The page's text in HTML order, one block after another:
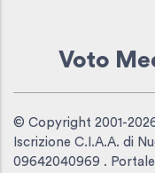
Voto
© Copyright 2001-
Iscrizione C.I.A.A. di
09642040969 .